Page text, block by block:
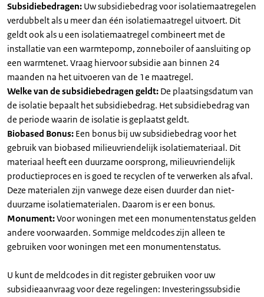
Subsidiebedragen: Uw subsidiebedrag voor isolatiemaatregelen
verdubbelt als u meer dan één isolatiemaatregel uitvoert. Dit
geldt ook als u een isolatiemaatregel combineert met de
installatie van een warmtepomp, zonneboiler of aansluiting op
een warmtenet. Vraag hiervoor subsidie aan binnen 24
maanden na het uitvoeren van de 1e maatregel.
Welke van de subsidiebedragen geldt: De plaatsingsdatum van
de isolatie bepaalt het subsidiebedrag. Het subsidiebedrag van
de periode waarin de isolatie is geplaatst geldt.
Biobased Bonus: Een bonus bij uw subsidiebedrag voor het
gebruik van biobased milieuvriendelijk isolatiemateriaal. Dit
materiaal heeft een duurzame oorsprong, milieuvriendelijk
productieproces en is goed te recyclen of te verwerken als afval.
Deze materialen zijn vanwege deze eisen duurder dan niet-
duurzame isolatiematerialen. Daarom is er een bonus.
Monument:Voor woningen met een monumentenstatus gelden
andere voorwaarden. Sommige meldcodes zijn alleen te
gebruiken voor woningen met een monumentenstatus.
U kunt de meldcodes in dit register gebruiken voor uw
subsidieaanvraag voor deze regelingen: Investeringssubsidie